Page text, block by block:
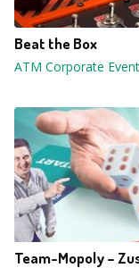
Beat the Box
ATM Corporate
Team-Mopoly –